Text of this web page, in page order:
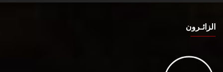
الزائـرون